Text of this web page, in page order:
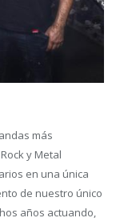
más
y Metal
en una única
de nuestro único
años actuando,